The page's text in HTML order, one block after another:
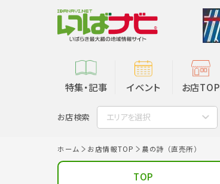
特集・記事 イベント お店TOP
お店検索 エリアを選択
ホーム お店情報TOP 農の詩 （直売所）
TOP